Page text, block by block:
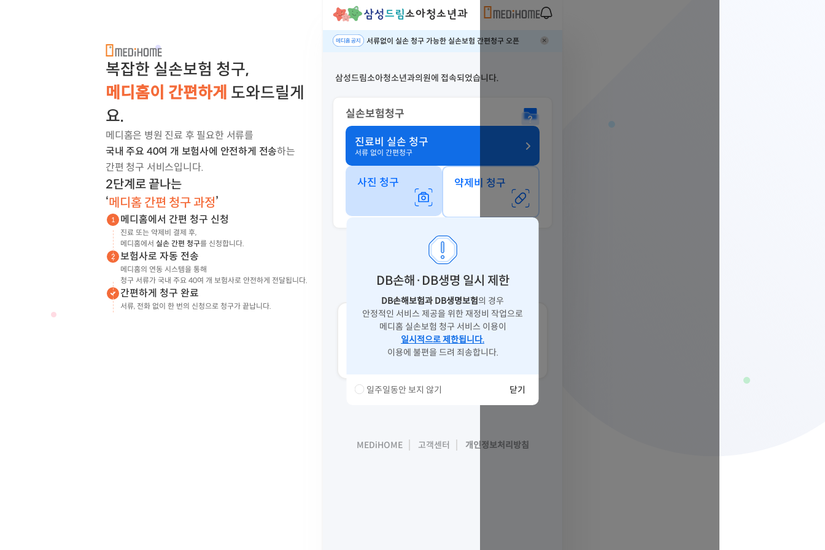
복잡한 실손보험 청구,
메디홈이 간편하게 도와드릴게
요.
메디홈은 병원 진료 후 필요한 서류를
국내 주요 40여 개 보험사에 안전하게 전송하는
간편 청구 서비스입니다.
2단계로 끝나는
‘메디홈 간편 청구 과정’
1 메디홈에서 간편 청구 신청
진료 또는 약제비 결제 후,
메디홈에서 실손 간편 청구를 신청합니다.
2 보험사로 자동 전송
메디홈의 연동 시스템을 통해
청구 서류가 국내 주요 40여 개 보험사로 안전하게 전달됩니다.
간편하게 청구 완료
서류, 전화 없이 한 번의 신청으로 청구가 끝납니다.
서류없이 실손 청구 가능한 실손보험 간편청구 오픈
삼성드림소아청소년과의원에 접속되었습니다.
실손보험청구
진료비 실손 청구
서류 없이 간편청구
사진 청구 약제비 청구
내역 조회
무료진단
알아보기
찾기
Drug Info
알아보기
IMOK
암 정보 바로 알기
MEDiHOME 고객센터 개인정보처리방침
DB손해·DB생명 일시 제한
DB손해보험과 DB생명보험의 경우
안정적인 서비스 제공을 위한 재정비 작업으로
메디홈 실손보험 청구 서비스 이용이
일시적으로 제한됩니다.
이용에 불편을 드려 죄송합니다.
일주일동안 보지 않기 닫기